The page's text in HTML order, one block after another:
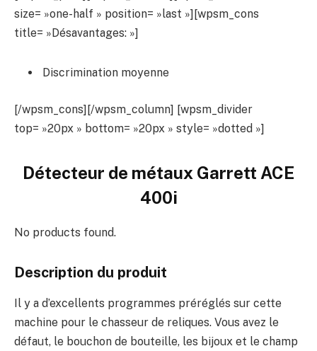
size= »one-half » position= »last »][wpsm_cons
title= »Désavantages: »]
Discrimination moyenne
[/wpsm_cons][/wpsm_column] [wpsm_divider
top= »20px » bottom= »20px » style= »dotted »]
Détecteur de métaux Garrett ACE
400i
No products found.
Description du produit
Il y a d’excellents programmes préréglés sur cette
machine pour le chasseur de reliques. Vous avez le
défaut, le bouchon de bouteille, les bijoux et le champ